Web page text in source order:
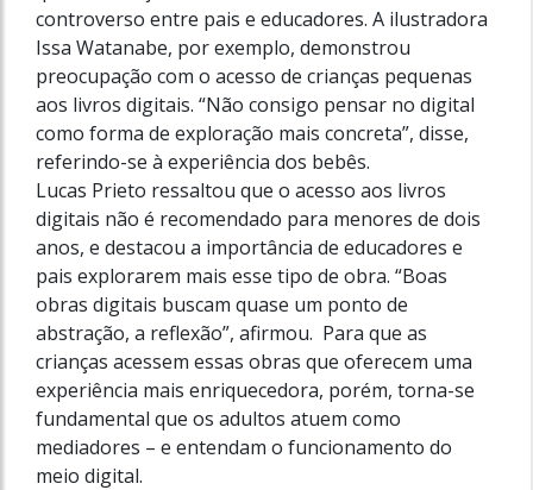
controverso entre pais e educadores. A ilustradora
Issa Watanabe, por exemplo, demonstrou
preocupação com o acesso de crianças pequenas
aos livros digitais. “Não consigo pensar no digital
como forma de exploração mais concreta”, disse,
referindo-se à experiência dos bebês.
Lucas Prieto ressaltou que o acesso aos livros
digitais não é recomendado para menores de dois
anos, e destacou a importância de educadores e
pais explorarem mais esse tipo de obra. “Boas
obras digitais buscam quase um ponto de
abstração, a reflexão”, afirmou. Para que as
crianças acessem essas obras que oferecem uma
experiência mais enriquecedora, porém, torna-se
fundamental que os adultos atuem como
mediadores – e entendam o funcionamento do
meio digital.